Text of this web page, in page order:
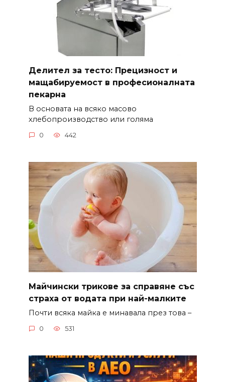
Делител за тесто: Прецизност и
мащабируемост в професионалната
пекарна
В основата на всяко масово
хлебопроизводство или голяма
0 442
Майчински трикове за справяне със
страха от водата при най-малките
Почти всяка майка е минавала през това –
0 531